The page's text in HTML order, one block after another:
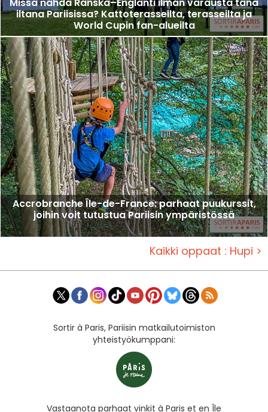
iltana Pariisissa? Kattoterasseilta, terasseilta ja
World Cupin fan-alueilta
Accrobranche Île-de-France: parhaat puukurssit,
joihin voit tutustua Pariisin ympäristössä
Kaikki oppaat : Hupi >
Sortir à Paris, Pariisin matkailutoimiston
yhteistyökumppani:
Vastaanota parhaat vinkit à Paris et en Île